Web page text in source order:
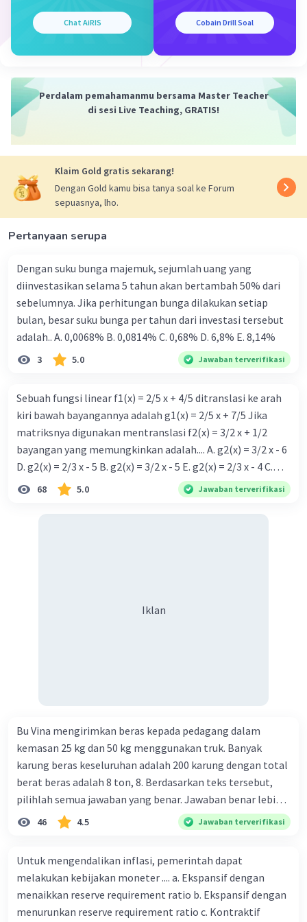
menggunakan jari maupun plektrum. Gitar
terbentuk atas sebuah bagian tubuh pokok
dengan bagian leher yang padat sebagai tempat
didempetkan. Gitar secara tradisional dibentuk
dari berbagai jenis kayu dengan senar yang
terbuat dari nilon maupun baja. Beberapa gitar
dan elektrik.
Beri Rating·0.0
Chat AiRIS Cobain Drill Soal
Perdalam pemahamanmu bersama Master Teacher
di sesi Live Teaching, GRATIS!
Klaim Gold gratis sekarang!
Dengan Gold kamu bisa tanya soal ke Forum
sepuasnya, lho.
Pertanyaan serupa
Dengan suku bunga majemuk, sejumlah uang yang
diinvestasikan selama 5 tahun akan bertambah 50% dari
sebelumnya. Jika perhitungan bunga dilakukan setiap
bulan, besar suku bunga per tahun dari investasi tersebut
adalah.. A. 0,0068% B. 0,0814% C. 0,68% D. 6,8% Ε. 8,14%
3 5.0 Jawaban terverifikasi
Sebuah fungsi linear f1(x) = 2/5 x + 4/5 ditranslasi ke arah
kiri bawah bayangannya adalah g1(x) = 2/5 x + 7/5 Jika
matriksnya digunakan mentranslasi f2(x) = 3/2 x + 1/2
bayangan yang memungkinkan adalah.... A. g2(x) = 3/2 x - 6
D. g2(x) = 2/3 x - 5 B. g2(x) = 3/2 x - 5 E. g2(x) = 2/3 x - 4 C.
g{2}(x) = 3/2 x + 5
68 5.0 Jawaban terverifikasi
Iklan
Bu Vina mengirimkan beras kepada pedagang dalam
kemasan 25 kg dan 50 kg menggunakan truk. Banyak
karung beras keseluruhan adalah 200 karung dengan total
berat beras adalah 8 ton, 8. Berdasarkan teks tersebut,
pilihlah semua jawaban yang benar. Jawaban benar lebih
dari satu. Banyak karung beras kemasan 25 kg adalah 50
buah. Banyak karung beras kemasan 50 kg adalah 150
ton. Perbandingan berat beras kemasan 25 kg dan 50 kg
dalam truk adalah 1: 3. 9. Berdasarkan teks tersebut, jika
biaya setiap beras karung kecil adalah Rp7.500 dan karung
46 4.5 Jawaban terverifikasi
Untuk mengendalikan inflasi, pemerintah dapat
melakukan kebijakan moneter .... a. Ekspansif dengan
menaikkan reserve requirement ratio b. Ekspansif dengan
menurunkan reserve requirement ratio c. Kontraktif